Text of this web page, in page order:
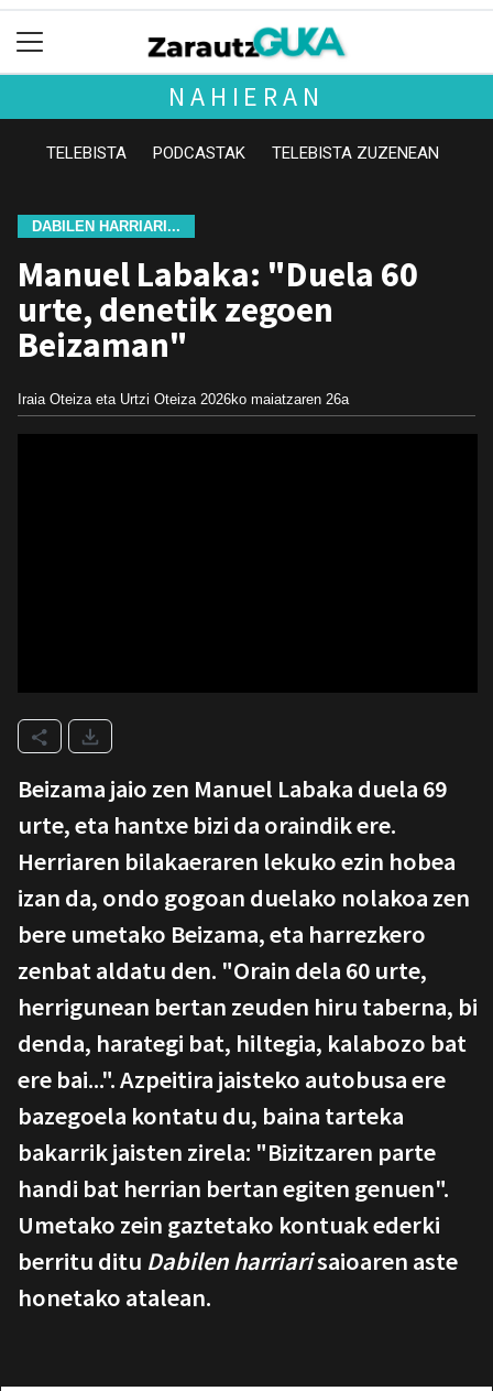
NAHIERAN
TELEBISTA PODCASTAK TELEBISTA ZUZENEAN
DABILEN HARRIARI...
Manuel Labaka: "Duela 60
urte, denetik zegoen
Beizaman"
Iraia Oteiza eta Urtzi Oteiza 2026ko maiatzaren 26a
Beizama jaio zen Manuel Labaka duela 69
urte, eta hantxe bizi da oraindik ere.
Herriaren bilakaeraren lekuko ezin hobea
izan da, ondo gogoan duelako nolakoa zen
bere umetako Beizama, eta harrezkero
zenbat aldatu den. "Orain dela 60 urte,
herrigunean bertan zeuden hiru taberna, bi
denda, harategi bat, hiltegia, kalabozo bat
ere bai...". Azpeitira jaisteko autobusa ere
bazegoela kontatu du, baina tarteka
bakarrik jaisten zirela: "Bizitzaren parte
handi bat herrian bertan egiten genuen".
Umetako zein gaztetako kontuak ederki
berritu ditu Dabilen harriarisaioaren aste
honetako atalean.